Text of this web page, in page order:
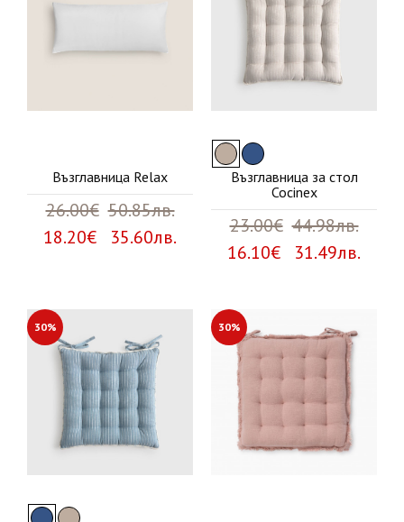
Възглавница Relax
26.00€ 50.85лв.
18.20€ 35.60лв.
Възглавница за стол
Cocinex
23.00€ 44.98лв.
16.10€ 31.49лв.
30% 30%